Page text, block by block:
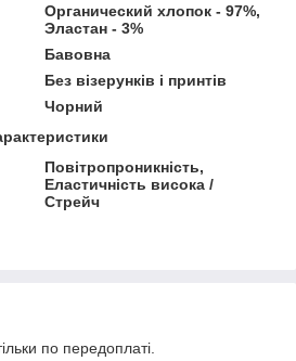
Органический хлопок - 97%,
Эластан - 3%
Бавовна
Без візерунків і принтів
Чорний
Повітропроникність,
Еластичність висока /
Стрейч
по передоплаті.